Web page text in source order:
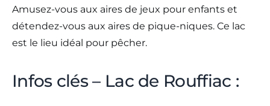
Amusez-vous aux aires de jeux pour enfants et
détendez-vous aux aires de pique-niques. Ce lac
est le lieu idéal pour pêcher.
Infos clés – Lac de Rouffiac :